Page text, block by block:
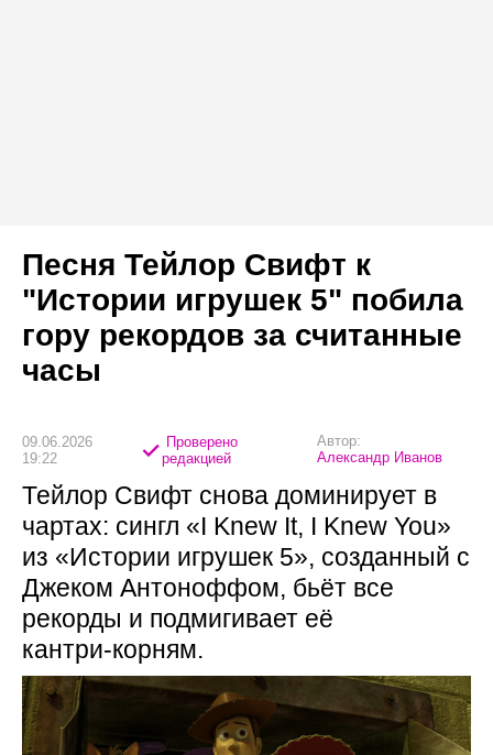
Песня Тейлор Свифт к
"Истории игрушек 5" побила
гору рекордов за считанные
часы
09.06.2026
19:22
Проверено
редакцией
Автор:
Александр Иванов
Тейлор Свифт снова доминирует в
чартах: сингл «I Knew It, I Knew You»
из «Истории игрушек 5», созданный с
Джеком Антоноффом, бьёт все
рекорды и подмигивает её
кантри‑корням.